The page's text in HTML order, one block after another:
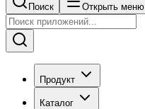
Поиск Открыть меню
Продукт
Каталог